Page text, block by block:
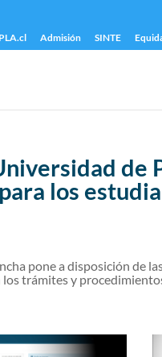
Admisión SINTE
de
los
pone a disposición de
trámites y